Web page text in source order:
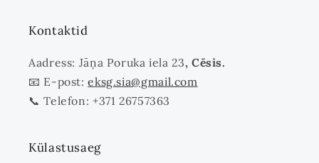
Kontaktid
Aadress: Jāņa Poruka iela 23, Cēsis.
📧 E-post:eksg.sia@gmail.com
📞 Telefon: +371 26757363
Külastusaeg